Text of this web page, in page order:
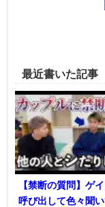
最近書いた記事
【禁断の質問】ゲ
呼び出して色々聞